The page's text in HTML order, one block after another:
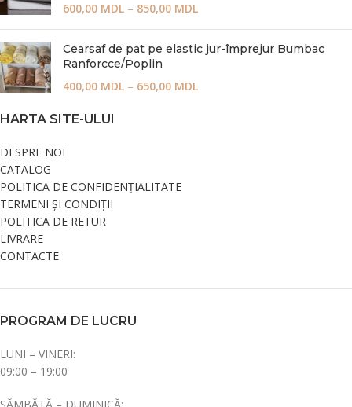
600,00 MDL – 850,00 MDL
Cearsaf de pat pe elastic jur-împrejur Bumbac
Ranforcce/Poplin
400,00 MDL – 650,00 MDL
HARTA SITE-ULUI
DESPRE NOI
CATALOG
POLITICA DE CONFIDENȚIALITATE
TERMENI ȘI CONDIȚII
POLITICA DE RETUR
LIVRARE
CONTACTE
PROGRAM DE LUCRU
LUNI – VINERI:
09:00 – 19:00